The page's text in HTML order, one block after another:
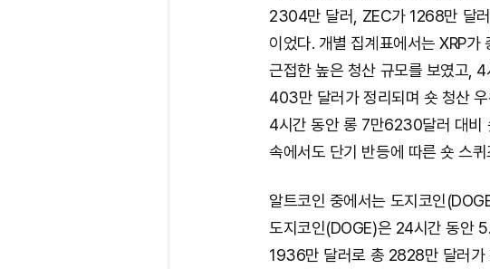
2304만 달러, ZEC가 1268만 달
이었다. 개별 집계표에서는 XRP
근접한 높은 청산 규모를 보였고,
403만 달러가 정리되며 숏 청산
4시간 동안 롱 7만6230달러 대비
속에서도 단기 반등에 따른 숏 스
알트코인 중에서는 도지코인
도지코인(DOGE)은 24시간 동안
1936만 달러로 총 2828만 달러가